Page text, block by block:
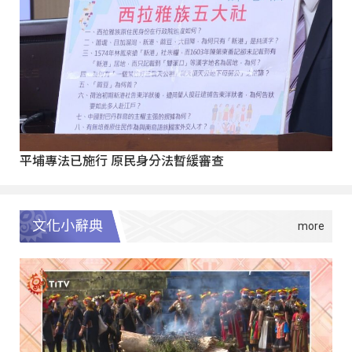
平埔專法已施行 原民身分法暫緩審查
文化小辭典